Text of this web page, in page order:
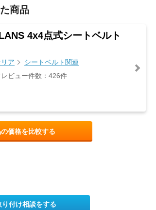
商品
4x4点式シートベルト
ア
シートベルト関連
ビュー件数：426件
価格を比較する
付け相談をする